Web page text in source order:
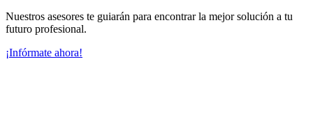
Nuestros asesores te guiarán para encontrar la mejor solución a tu
futuro profesional.
¡Infórmate ahora!